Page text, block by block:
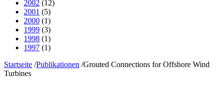
2002 (12)
2001 (5)
2000 (1)
1999 (3)
1998 (1)
1997 (1)
Startseite /Publikationen /Grouted Connections for Offshore Wind
Turbines